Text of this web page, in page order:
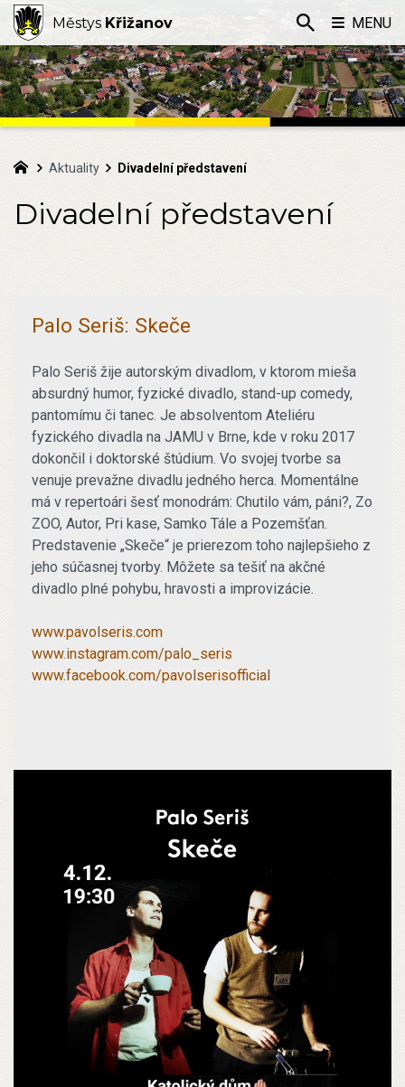
Aktuality Divadelní představení
Divadelní představení
Palo Seriš: Skeče
Palo Seriš žije autorským divadlom, v ktorom mieša
absurdný humor, fyzické divadlo, stand-up comedy,
pantomímu či tanec. Je absolventom Ateliéru
fyzického divadla na JAMU v Brne, kde v roku 2017
dokončil i doktorské štúdium. Vo svojej tvorbe sa
venuje prevažne divadlu jedného herca. Momentálne
má v repertoári šesť monodrám: Chutilo vám, páni?, Zo
ZOO, Autor, Pri kase, Samko Tále a Pozemšťan.
Predstavenie „Skeče“ je prierezom toho najlepšieho z
jeho súčasnej tvorby. Môžete sa tešiť na akčné
divadlo plné pohybu, hravosti a improvizácie.
www.pavolseris.com
www.instagram.com/palo_seris
www.facebook.com/pavolserisofficial
Městys Křižanov MENU